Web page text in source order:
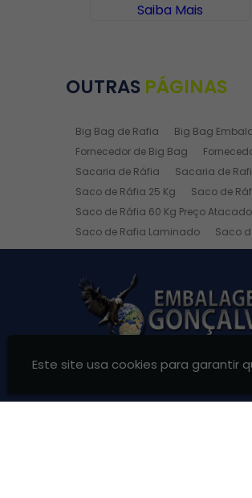
Saiba Mais
OUTRAS PÁGINAS
Big Bag de Rafia Big Bag
Fornecedor de Big Bag
Sacaria de Ráfia
Sacaria de
Saco de Ráfia 25 Kg
Saco de
Saco de Ráfia 60 Kg Preço Atacado
Saco de Rafia Laminado
Saco
Toalheiro Industrial
Pano de
Pano para Limpeza Industrial
Este site usa cookies para garantir